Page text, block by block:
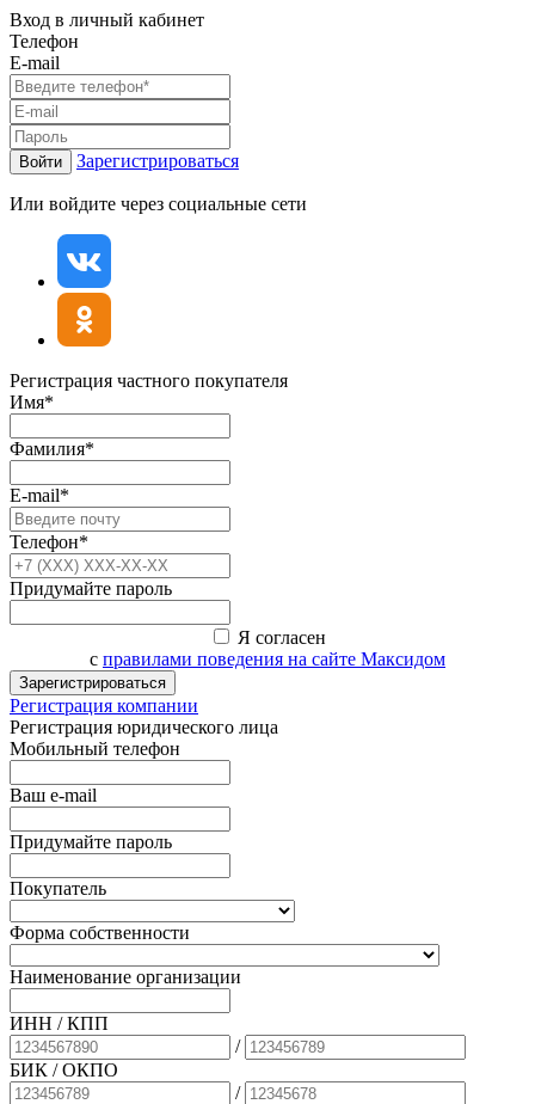
Вход в личный кабинет
Телефон
E-mail
Войти Зарегистрироваться
Или войдите через социальные сети
Регистрация частного покупателя
Имя*
Фамилия*
E-mail*
Телефон*
Придумайте пароль
Я согласен
с правилами поведения на сайте Максидом
Зарегистрироваться
Регистрация компании
Регистрация юридического лица
Мобильный телефон
Ваш e-mail
Придумайте пароль
Покупатель
Форма собственности
Наименование организации
ИНН / КПП
/
БИК / ОКПО
/